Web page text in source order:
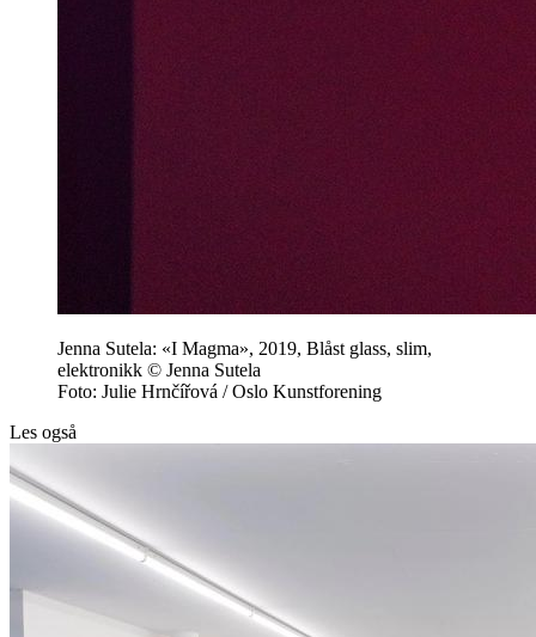
Jenna Sutela: «I Magma», 2019, Blåst glass, slim,
elektronikk © Jenna Sutela
Foto: Julie Hrnčířová / Oslo Kunstforening
Les også